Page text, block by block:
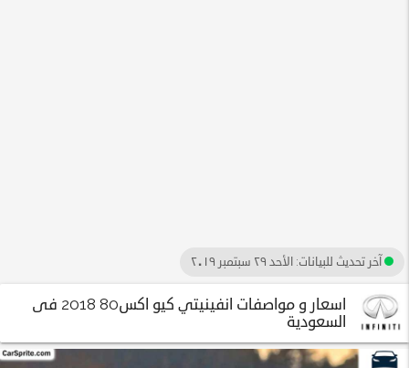
آخر تحديث للبيانات: الأحد ٢٩ سبتمبر ٢٠١٩
اسعار و مواصفات انفينيتي كيو اكس80 2018 فى
السعودية